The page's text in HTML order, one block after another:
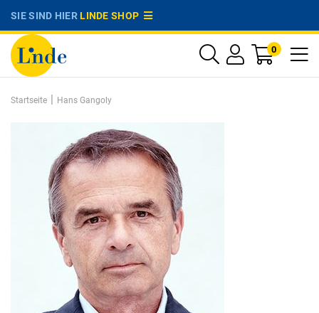
SIE SIND HIERLINDE SHOP
0
Startseite | Hans Gangoly